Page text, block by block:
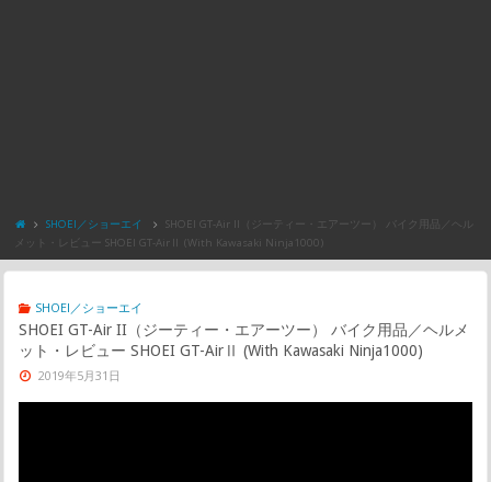
SHOEI／ショーエイ
SHOEI GT-Air II（ジーティー・エアーツー） バイク用品／ヘル
メット・レビュー SHOEI GT-AirⅡ (With Kawasaki Ninja1000)
SHOEI／ショーエイ
SHOEI GT-Air II（ジーティー・エアーツー） バイク用品／ヘルメ
ット・レビュー SHOEI GT-AirⅡ (With Kawasaki Ninja1000)
2019年5月31日